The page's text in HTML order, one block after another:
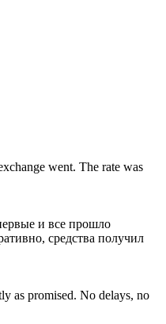
went. The rate was
и все прошло
средства получил
as promised. No delays, no